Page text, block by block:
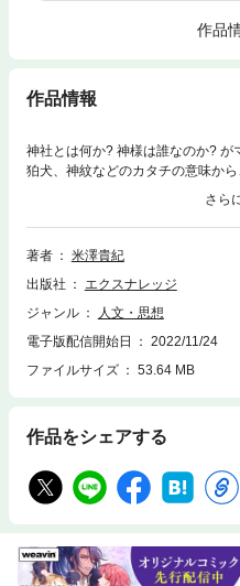
作品
作品情報
神社とは何か? 神様は誰なのか? が
狛犬、神紋などのカタチの意味か
のぼる神様と、そのご利益まで、
著者
米澤貴紀
出版社
エクスナレッジ
ジャンル
人文・思想
電子版配信開始日
2022/11/24
ファイルサイズ
53.64 MB
作品をシェアする